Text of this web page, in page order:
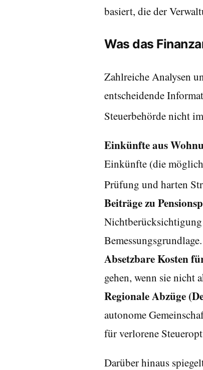
basiert, die der
Was das
Zahlreiche Analysen
entscheidende
Steuerbehörde nicht
Einkünfte aus
Einkünfte (die
Prüfung und harten
Beiträge zu
Bemessungsgrundlage.
Absetzbare Kosten
gehen, wenn sie nicht
Regionale Abzüge
autonome
für verlorene
Darüber hinaus